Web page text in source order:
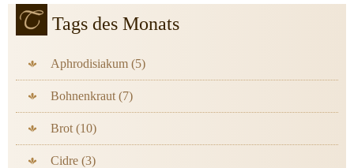
Tags des Monats
Aphrodisiakum (5)
Bohnenkraut (7)
Brot (10)
Cidre (3)